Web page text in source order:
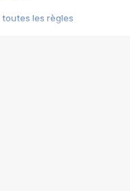
toutes les règles